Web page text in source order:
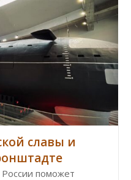
славы и
поможет